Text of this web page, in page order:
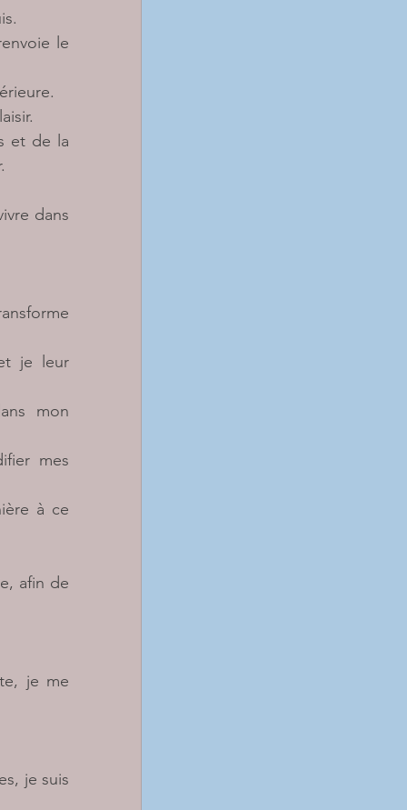
le
et de la
dans
je leur
mon
mes
à ce
afin de
je me
je suis